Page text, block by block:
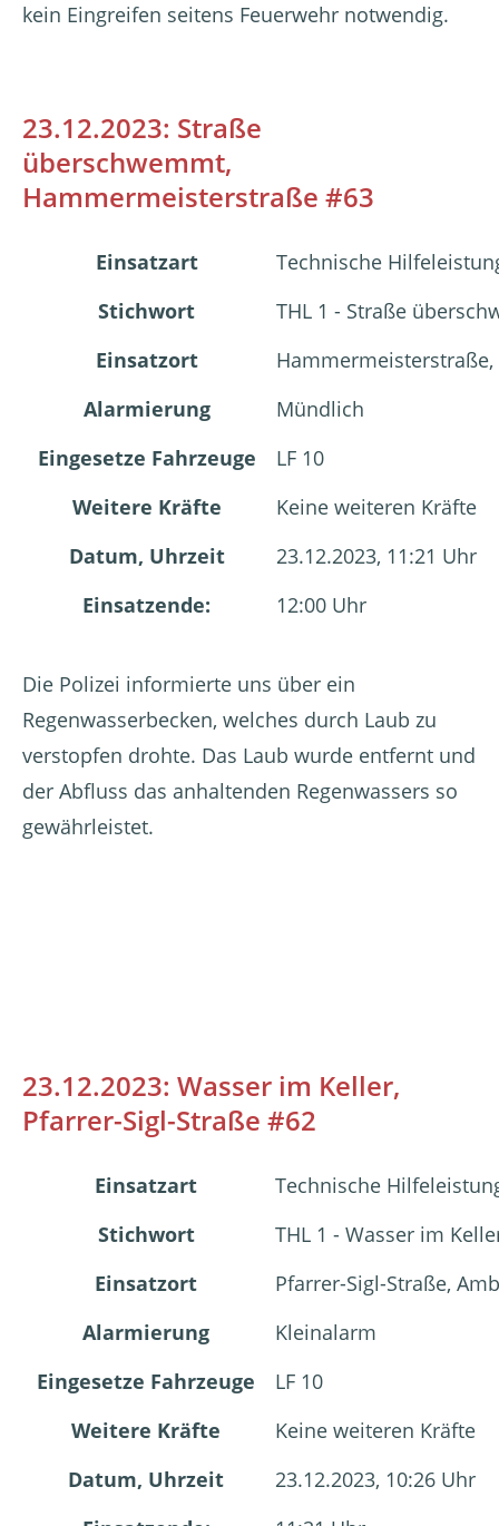
kein Eingreifen seitens Feuerwehr notwendig.
23.12.2023: Straße
überschwemmt,
Hammermeisterstraße #63
Einsatzart
Technische
Stichwort
THL 1 - Straße
Einsatzort
Alarmierung
Mündlich
Eingesetze Fahrzeuge
LF 10
Weitere Kräfte
Keine weiteren Kräfte
Datum, Uhrzeit
23.12.2023, 11:21 Uhr
Einsatzende:
12:00 Uhr
Die Polizei informierte uns über ein
Regenwasserbecken, welches durch Laub zu
verstopfen drohte. Das Laub wurde entfernt und
der Abfluss das anhaltenden Regenwassers so
gewährleistet.
23.12.2023: Wasser im Keller,
Pfarrer-Sigl-Straße #62
Einsatzart
Technische
Stichwort
THL 1 - Wasser im
Einsatzort
Pfarrer-Sigl-Straße,
Alarmierung
Kleinalarm
Eingesetze Fahrzeuge
LF 10
Weitere Kräfte
Keine weiteren Kräfte
Datum, Uhrzeit
23.12.2023, 10:26 Uhr